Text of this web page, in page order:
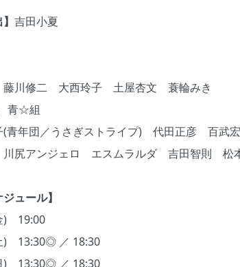
吉田小夏
川修二 大西玲子 土屋杏文 蓑輪みき
青☆組
(青年団／うさぎストライプ) 代田正彦 百武
尻アンジェロ エスムラルダ 吉田智則 松
ュール】
) 19:00
) 13:30◎ ／ 18:30
) 13:30◎ ／ 18:30